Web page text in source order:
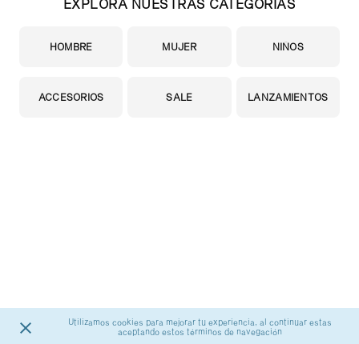
Utilizamos cookies para mejorar tu experiencia, al continuar estas
aceptando estos términos de navegación
EXPLORA NUESTRAS CATEGORÍAS
HOMBRE MUJER NIÑOS
ACCESORIOS SALE LANZAMIENTOS